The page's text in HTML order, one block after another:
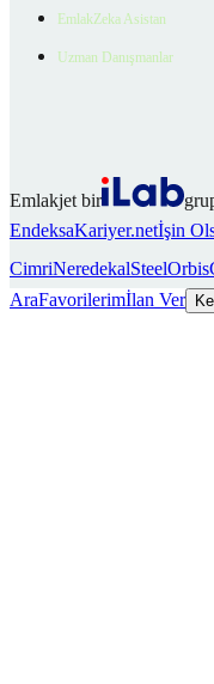
EmlakZeka Asistan
Uzman Danışmanlar
Emlakjet bir
EndeksaKariyer.netİşin
CimriNeredekalSteelOrbis
AraFavorilerimİlan Ver